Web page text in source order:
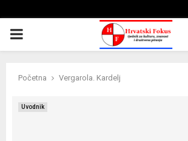
PRIMARY
Početna Vergarola. Kardelj
Uvodnik